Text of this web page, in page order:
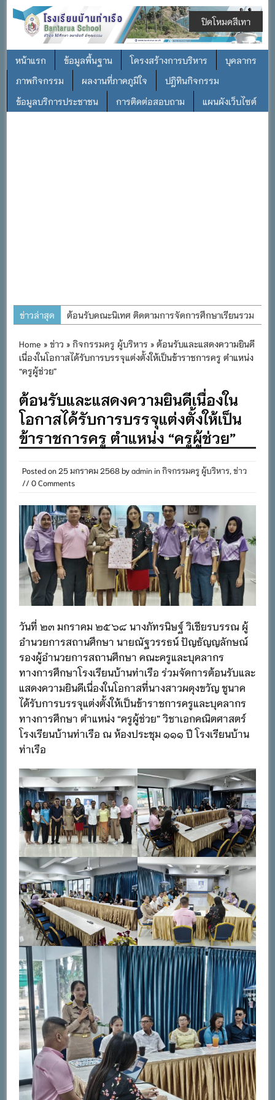
หน้าแรก ข้อมูลพื้นฐาน โครงสร้างการบริหาร
บุคลากร
ภาพกิจกรรม
ผลงานที่ภาคภูมิใจ
ปฎิทินกิจกรรม
ข้อมูลบริการประชาชน
การติดต่อสอบถาม แผนผังเว็บไซต์
ข่าวล่าสุด
ต้อนรับคณะนิเทศ ติดตามการจัดการศึกษาเรียนรวม
การอบรมการจัดทำแผนพัฒนาการจัดการศึกษาและ
แผนปฏิบัติการประจำปีของโรงเรียนในสังกัด
พิธีถวายเครื่องราชสักการะ วางพานพุ่ม และจุด
เทียนถวายพระพรชัยมงคล เนื่องในโอกาสวันเฉลิม
พระชนมพรรษา พระบาทสมเด็จพระเจ้าอยู่หัว ๒๘
กิจกรรมถวายเทียนพรรษา สืบสานพระพุทธศาสนา
กิจกรรม SAFETY FOR KIDS เสริมสร้างวินัยและ
ความปลอดภัยในการใช้รถใช้ถนน
Home »ข่าว »กิจกรรมครู ผู้บริหาร » ต้อนรับและแสดงความยินดี
เนื่องในโอกาสได้รับการบรรจุแต่งตั้งให้เป็นข้าราชการครู ตำแหน่ง
“ครูผู้ช่วย”
ต้อนรับและแสดงความยินดีเนื่องใน
โอกาสได้รับการบรรจุแต่งตั้งให้เป็น
ข้าราชการครู ตำแหน่ง “ครูผู้ช่วย”
Posted on25 มกราคม 2568byadmininกิจกรรมครู ผู้บริหาร,ข่าว
// 0 Comments
วันที่ ๒๓ มกราคม ๒๕๖๘ นางภัทรนิษฐ์ วิเชียรบรรณ ผู้
อำนวยการสถานศึกษา นายณัฐวรรธน์ ปัญธัญญลักษณ์
รองผู้อำนวยการสถานศึกษา คณะครูและบุคลากร
ทางการศึกษาโรงเรียนบ้านท่าเรือ ร่วมจัดการต้อนรับและ
แสดงความยินดีเนื่องในโอกาสที่นางสาวผดุงขวัญ ชูนาค
ได้รับการบรรจุแต่งตั้งให้เป็นข้าราชการครูและบุคลากร
ทางการศึกษา ตำแหน่ง “ครูผู้ช่วย” วิชาเอกคณิตศาสตร์
โรงเรียนบ้านท่าเรือ ณ ห้องประชุม ๑๑๑ ปี โรงเรียนบ้าน
ท่าเรือ
ปิดโหมดสีเทา